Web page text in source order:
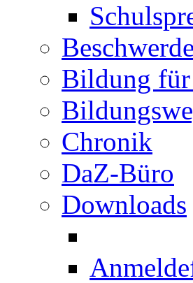
Bildung
Chronik
DaZ-Büro
Downloads